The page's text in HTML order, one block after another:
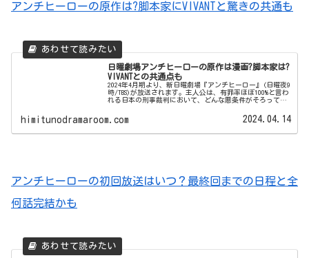
アンチヒーローの原作は?脚本家にVIVANTと驚きの共通も
日曜劇場アンチヒーローの原作は漫画?脚本家は?
VIVANTとの共通点も
2024年4月期より、新日曜劇場『アンチヒーロー』(日曜夜9
時/TBS)が放送されます。主人公は、有罪率ほぼ100%と言わ
れる日本の刑事裁判において、どんな悪条件がそろってい
himitunodramaroom.com 2024.04.14
アンチヒーローの初回放送はいつ？最終回までの日程と全
何話完結かも